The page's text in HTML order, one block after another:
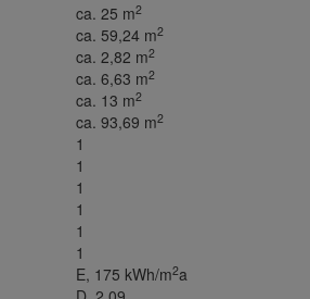
ca. 25 m2
ca. 59,24 m2
ca. 2,82 m2
ca. 6,63 m2
ca. 13 m2
ca. 93,69 m2
1
1
1
1
1
1
E, 175 kWh/m2a